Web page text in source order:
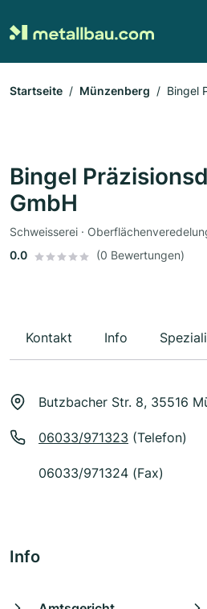
Startseite Münzenberg Bingel
Bingel
GmbH
Schweisserei ·
0.0
(0 Bewertungen)
Kontakt Info
Butzbacher Str. 8, 35516
06033/971323 (Telefon)
06033/971324 (Fax)
Info